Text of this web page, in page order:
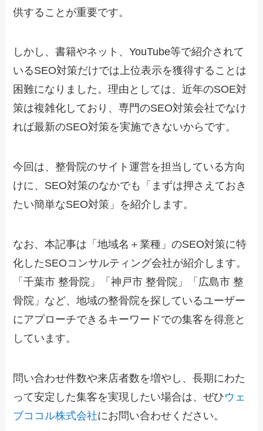
供することが重要です。
しかし、書籍やネット、YouTube等で紹介されて
いるSEO対策だけでは上位表示を獲得することは
困難になりました。理由としては、近年のSOE対
策は複雑化しており、専門のSEO対策会社でなけ
れば最新のSEO対策を実施できないからです。
今回は、整骨院のサイト運営を担当している方向
けに、SEO対策のなかでも「まずは押さえておき
たい簡単なSEO対策」を紹介します。
なお、本記事は「地域名＋業種」のSEO対策に特
化したSEOコンサルティング会社が紹介します。
「千葉市 整骨院」「神戸市 整骨院」「広島市 整
骨院」など、地域の整骨院を探しているユーザー
にアプローチできるキーワードでの集客を得意と
しています。
問い合わせ件数や来店者数を増やし、長期にわた
って安定した集客を実現したい場合は、ぜひウェ
ブココル株式会社にお問い合わせください。